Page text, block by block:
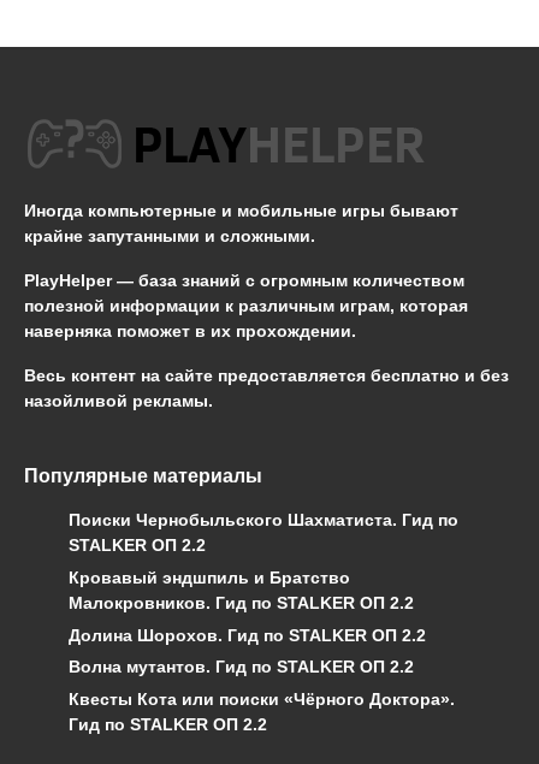
Иногда компьютерные и мобильные игры бывают
крайне запутанными и сложными.
PlayHelper — база знаний с огромным количеством
полезной информации к различным играм, которая
наверняка поможет в их прохождении.
Весь контент на сайте предоставляется бесплатно и без
назойливой рекламы.
Популярные материалы
Поиски Чернобыльского Шахматиста. Гид по
STALKER ОП 2.2
Кровавый эндшпиль и Братство
Малокровников. Гид по STALKER ОП 2.2
Долина Шорохов. Гид по STALKER ОП 2.2
Волна мутантов. Гид по STALKER ОП 2.2
Квесты Кота или поиски «Чёрного Доктора».
Гид по STALKER ОП 2.2